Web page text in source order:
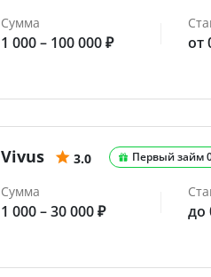
Сумма
1 000 – 100 000 ₽ от
Vivus 3.0 Первый займ
Сумма
1 000 – 30 000 ₽ до